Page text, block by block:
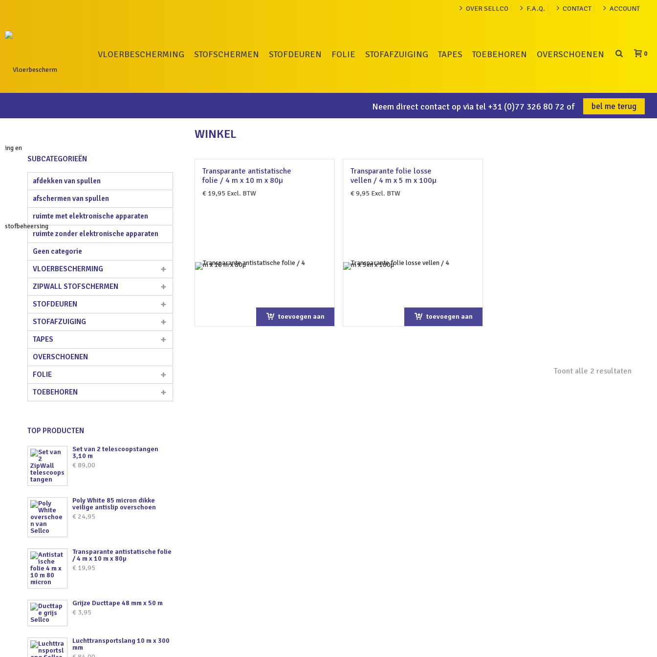
OVER SELLCO F.A.Q. CONTACT ACCOUNT
VLOERBESCHERMING STOFSCHERMEN STOFDEUREN FOLIE STOFAFZUIGING TAPES TOEBEHOREN OVERSCHOENEN 0
Neem direct contact op via tel +31 (0)77 326 80 72 of bel me terug
WINKEL
Transparante antistatische
folie / 4 m x 10 m x 80µ
€19,95 Excl. BTW
toevoegen aan
Transparante folie losse
vellen / 4 m x 5 m x 100µ
€9,95 Excl. BTW
toevoegen aan
Toont alle 2 resultaten
SUBCATEGORIEËN
afdekken van spullen
afschermen van spullen
ruimte met elektronische apparaten
ruimte zonder elektronische apparaten
Geen categorie
VLOERBESCHERMING
ZIPWALL STOFSCHERMEN
STOFDEUREN
STOFAFZUIGING
TAPES
OVERSCHOENEN
FOLIE
TOEBEHOREN
TOP PRODUCTEN
Set van 2 telescoopstangen
3,10 m
€ 89,00
Poly White 85 micron dikke
veilige antislip overschoen
€ 24,95
Transparante antistatische folie
/ 4 m x 10 m x 80µ
€ 19,95
Grijze Ducttape 48 mm x 50 m
€ 3,95
Luchttransportslang 10 m x 300
mm